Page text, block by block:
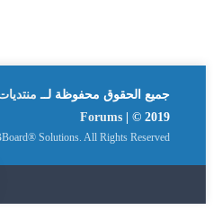
جميع الحقوق محفوظة لــ
Forums | © 2019
Solutions. All Rights Reserved